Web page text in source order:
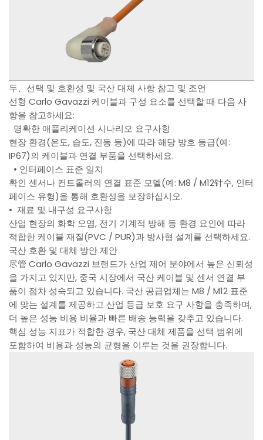
두、선택 및 호환성 및 국산 대체 사항 참고 및 조언
선형 Carlo Gavazzi 케이블과 구성 요소를 선택할 때 다음 사
항을 참고하세요:
명확한 애플리케이션 시나리오 요구사항
현장 환경(온도, 습도, 진동 등)에 따라 해당 방호 등급(예:
IP67)의 케이블과 연결 부품을 선택하세요.
• 인터페이스 표준 일치
확인 센서나 컨트롤러의 연결 표준 모델(예: M8 / M12针수, 인터
페이스 유형)을 통해 호환성을 보장하십시오.
• 재료 및 내구성 요구사항
산업 현장의 화학 오염, 전기 기계적 방해 등 환경 요인에 따라
적합한 케이블 재질(PVC / PUR)과 방사형 설계를 선택하세요.
국산 호환 및 대체 방안 제안
尽管 Carlo Gavazzi 브랜드가 산업 제어 분야에서 높은 신뢰성
을 가지고 있지만, 중국 시장에서 국산 케이블 및 센서 연결 부
품이 점차 성숙되고 있습니다. 국산 공급업체는 M8 / M12 표준
에 맞는 설계를 제공하고 산업 등급 보호 요구 사항을 충족하며,
더 높은 성능 비용 비율과 빠른 배송 능력을 갖추고 있습니다.
핵심 성능 지표가 적합한 경우, 국산 대체 제품을 선택 범위에
포함하여 비용과 성능의 균형을 이루는 것을 권장합니다.